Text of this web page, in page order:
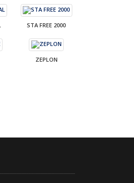
STA FREE 2000
ZEPLON